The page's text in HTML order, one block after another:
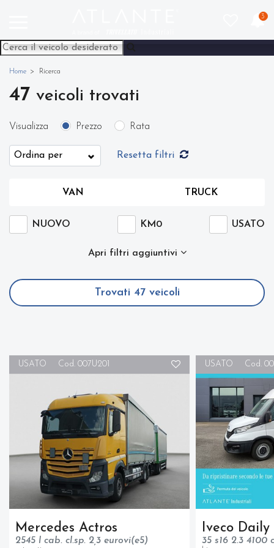
3
Home Ricerca
47 veicoli trovati
Visualizza Prezzo Rata
Resetta filtri
VAN TRUCK
NUOVO KM0 USATO
Apri filtri aggiuntivi
Trovati 47veicoli
USATO Cod. 007U201
Mercedes Actros
2545 l cab. cl.sp. 2,3 eurovi(e5)
USATO Cod.
Iveco Daily
35 s16 2.3 4100